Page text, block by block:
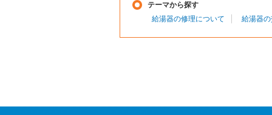
テーマから探す
給湯器の修理について
給湯器